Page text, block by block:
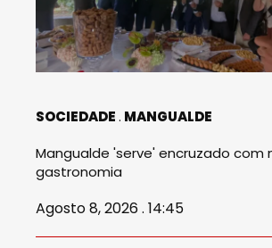
SOCIEDADE MANGUALDE
Mangualde 'serve' encruzado com
gastronomia
Agosto 8, 2026 . 14:45